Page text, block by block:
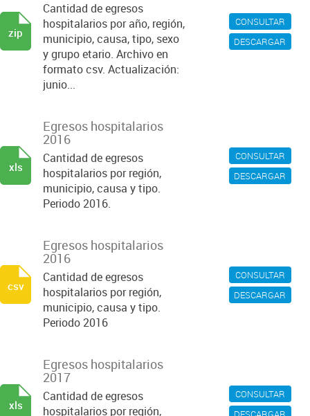
CONSULTAR
DESCARGAR
Cantidad de egresos
hospitalarios por año, región,
municipio, causa, tipo, sexo
y grupo etario. Archivo en
formato csv. Actualización:
junio...
zip
CONSULTAR
DESCARGAR
Egresos hospitalarios
2016
Cantidad de egresos
hospitalarios por región,
municipio, causa y tipo.
Periodo 2016.
xls
CONSULTAR
DESCARGAR
Egresos hospitalarios
2016
Cantidad de egresos
hospitalarios por región,
municipio, causa y tipo.
Periodo 2016
csv
CONSULTAR
Egresos hospitalarios
2017
Cantidad de egresos
hospitalarios por región,
xls